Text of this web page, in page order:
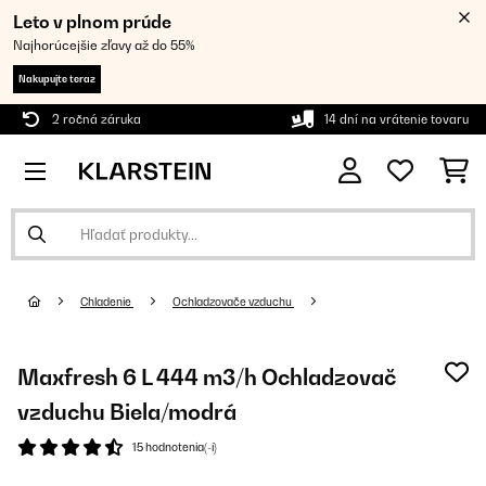
Leto v plnom prúde
Najhorúcejšie zľavy až do 55%
Nakupujte teraz
2 ročná záruka 14 dní na vrátenie tovaru
Chladenie Ochladzovače vzduchu
Maxfresh 6 L 444 m3/h Ochladzovač
vzduchu Biela/modrá
15 hodnotenia(-í)